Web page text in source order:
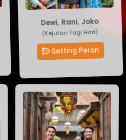
Dewi,Rani,Joko
(Kejutan Pagi Hari)
Setting Peran